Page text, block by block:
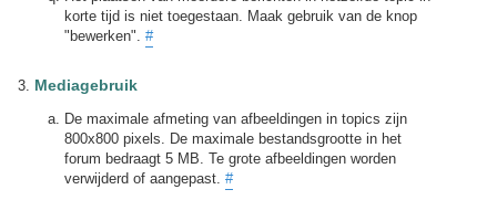
korte tijd is niet toegestaan. Maak gebruik van de knop
"bewerken". #
Mediagebruik
De maximale afmeting van afbeeldingen in topics zijn
800x800 pixels. De maximale bestandsgrootte in het
forum bedraagt 5 MB. Te grote afbeeldingen worden
verwijderd of aangepast. #